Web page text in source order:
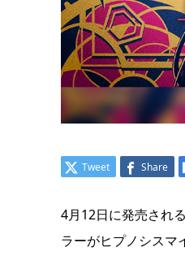
Tweet Share
4月12日に発売され
ラーがヒプノシスマ